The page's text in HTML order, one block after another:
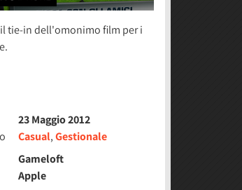
tie-in dell'omonimo film per i
23 Maggio 2012
Casual,Gestionale
Gameloft
Apple